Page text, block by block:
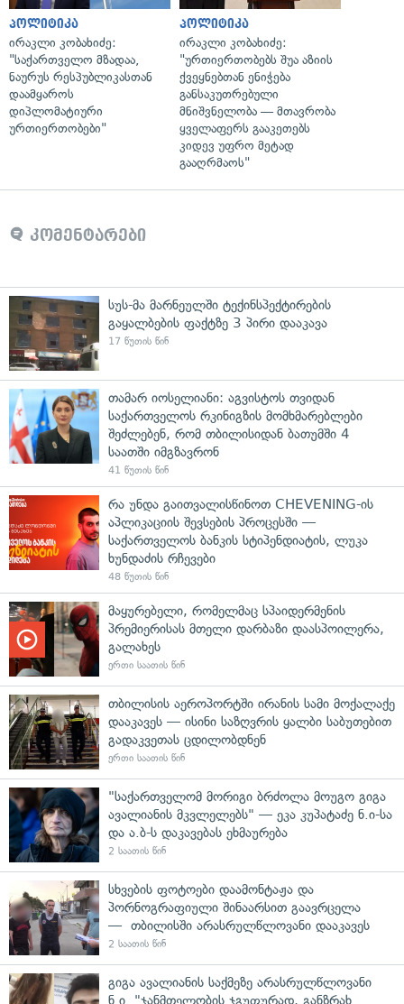
პოლიტიკა
ირაკლი კობახიძე:
"საქართველო მზადაა,
ნაურუს რესპუბლიკასთან
დაამყაროს
დიპლომატიური
ურთიერთობები"
პოლიტიკა
ირაკლი კობახიძე:
"ურთიერთობებს შუა აზიის
ქვეყნებთან ენიჭება
განსაკუთრებული
მნიშვნელობა — მთავრობა
ყველაფერს გააკეთებს
კიდევ უფრო მეტად
გააღრმაოს"
კომენტარები
სუს-მა მარნეულში ტექინსპექტირების
გაყალბების ფაქტზე 3 პირი დააკავა
17 წუთის წინ
თამარ იოსელიანი: აგვისტოს თვიდან
საქართველოს რკინიგზის მომხმარებლები
შეძლებენ, რომ თბილისიდან ბათუმში 4
საათში იმგზავრონ
41 წუთის წინ
რა უნდა გაითვალისწინოთ CHEVENING-ის
აპლიკაციის შევსების პროცესში —
საქართველოს ბანკის სტიპენდიატის, ლუკა
ხუნდაძის რჩევები
48 წუთის წინ
მაყურებელი, რომელმაც სპაიდერმენის
პრემიერისას მთელი დარბაზი დაასპოილერა,
გალახეს
ერთი საათის წინ
თბილისის აეროპორტში ირანის სამი მოქალაქე
დააკავეს — ისინი საზღვრის ყალბი საბუთებით
გადაკვეთას ცდილობდნენ
ერთი საათის წინ
"საქართველომ მორიგი ბრძოლა მოუგო გიგა
ავალიანის მკვლელებს" — ეკა კუპატაძე ნ.ი-სა
და ა.ბ-ს დაკავებას ეხმაურება
2 საათის წინ
სხვების ფოტოები დაამონტაჟა და
პორნოგრაფიული შინაარსით გაავრცელა
— თბილისში არასრულწლოვანი დააკავეს
2 საათის წინ
გიგა ავალიანის საქმეზე არასრულწლოვანი
ნ.ი. "ჯანმთელობის ჯგუფურად, განზრახ